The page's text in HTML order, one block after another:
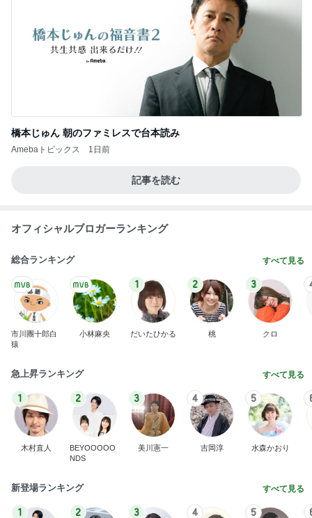
橋本じゅん 朝のファミレスで台本読み
Amebaトピックス 1日前
記事を読む
オフィシャルブロガーランキング
総合ランキング すべて見る
市川團十郎白
猿
小林麻央
1
だいたひかる
2
桃
3
クロ
急上昇ランキング すべて見る
1
木村直人
2
BEYOOOOO
NDS
3
美川憲一
4
吉岡淳
5
水森かおり
新登場ランキング すべて見る
1 2 3 4 5